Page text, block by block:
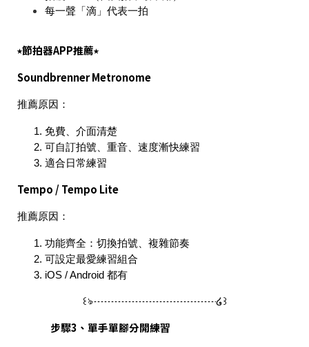
每一聲「滴」代表一拍
⭑節拍器APP推薦⭑
Soundbrenner Metronome
推薦原因：
免費、介面清楚
可自訂拍號、重音、速度漸快練習
適合日常練習
Tempo / Tempo Lite
推薦原因：
功能齊全：切換拍號、複雜節奏
可設定最愛練習組合
iOS / Android 都有
꒰ঌ┈┈┈┈┈┈┈┈┈┈┈┈໒꒱
步驟3、單手單腳分開練習